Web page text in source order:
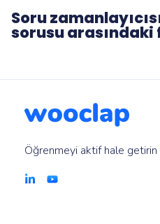
Soru
sorusu arasındaki
zamanlayıcı sorusu sadece bir
Öğrenmeyi aktif hale getirin